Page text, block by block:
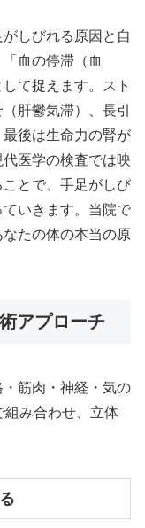
しびれる原因と自
血の停滞（血
て捉えます。スト
肝鬱気滞）、長引
後は生命力の腎が
医学の検査では映
とで、手足がしび
いきます。当院で
たの体の本当の原
アプローチ
筋肉・神経・気の
組み合わせ、立体